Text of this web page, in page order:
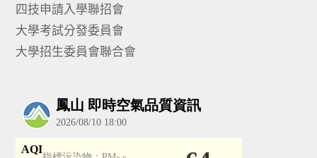
四技申請入學聯招會
大學考試分發委員會
大學招生委員會聯合會